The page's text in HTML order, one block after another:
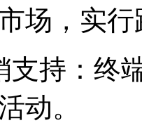
场，实
支持：终
动。